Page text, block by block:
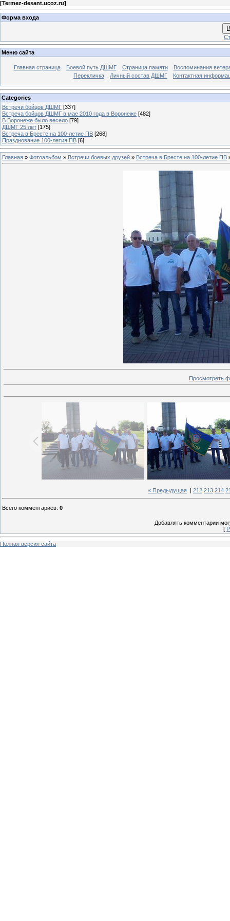
[Termez-desant.ucoz.ru]
Форма входа
Меню сайта
Главная страница Боевой путь ДШМГ Страница памяти
Воспоминания
Перекличка
Личный состав ДШМГ Контактная
Categories
Встречи бойцов ДШМГ [337]
Встреча бойцов ДШМГ в мае 2010 года в Воронеже [482]
В Воронеже было весело [79]
ДШМГ 25 лет [175]
Встреча в Бресте на 100-летие ПВ [268]
Празднование 100-летия ПВ [6]
Главная » Фотоальбом » Встречи боевых друзей » Встреча в Бресте на 100-летие ПВ
Просмотреть
« Предыдущая 212 213 214
Всего комментариев: 0
Добавлять комментарии
[
Полная версия сайта